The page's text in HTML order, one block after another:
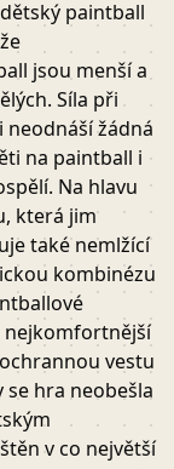
paintball
jsou menší a
Síla při
neodnáší žádná
na paintball i
Na hlavu
která jim
také nemlžící
kombinézu
nejkomfortnější
vestu
se hra neobešla
v co největší